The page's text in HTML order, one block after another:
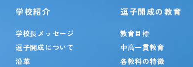
学校紹介
学校長メッセージ
逗子開成について
沿革
逗子開成の教育
教育目標
中高一貫教育
各教科の特徴